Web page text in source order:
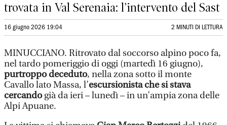
trovata in Val Serenaia: l’intervento del Sast
16 giugno 2026 19:04 2 MINUTI DI LETTURA
MINUCCIANO. Ritrovato dal soccorso alpino poco fa,
nel tardo pomeriggio di oggi (martedì 16 giugno),
purtroppo deceduto, nella zona sotto il monte
Cavallo lato Massa, l’escursionista che si stava
cercandogià da ieri – lunedì – in un’ampia zona delle
Alpi Apuane.